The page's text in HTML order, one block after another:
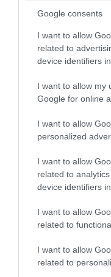
Google consents
I want to allow
related to
device identifiers
I want to allow my
Google for online
I want to allow
personalized
I want to allow
related to
device identifiers
I want to allow
related to
I want to allow
related to
PRONEWS.GR /ΚΑΤΟΙΚΙΔΙΑ
Απάνθρωπες
έτει 2026
04.08.2026 | 23:08